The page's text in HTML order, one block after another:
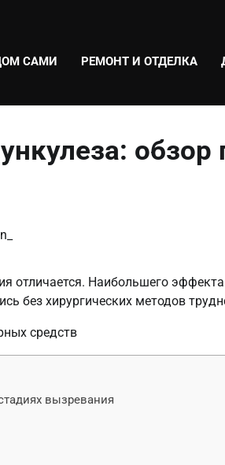
САМИ РЕМОНТ И ОТДЕЛКА
обзор
отличается. Наибольшего
без хирургических методов
вызревания